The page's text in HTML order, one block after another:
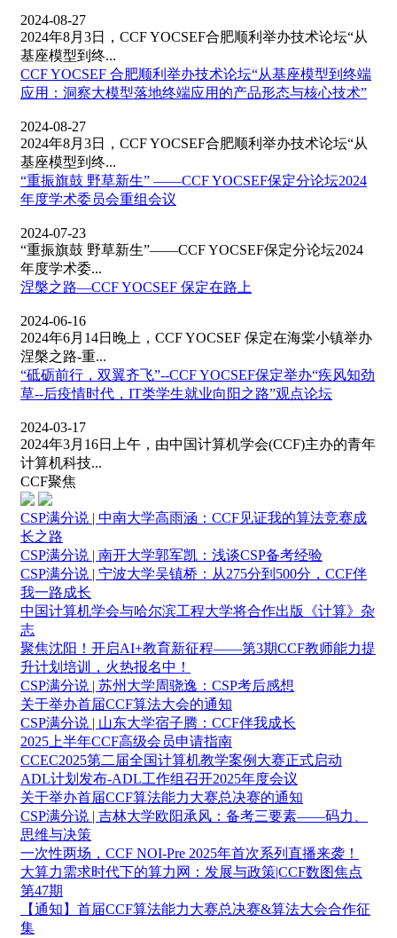
2024-08-27
2024年8月3日，CCF YOCSEF合肥顺利举办技术论坛“从
基座模型到终...
CCF YOCSEF 合肥顺利举办技术论坛“从基座模型到终端
应用：洞察大模型落地终端应用的产品形态与核心技术”
2024-08-27
2024年8月3日，CCF YOCSEF合肥顺利举办技术论坛“从
基座模型到终...
“重振旗鼓 野草新生” ——CCF YOCSEF保定分论坛2024
年度学术委员会重组会议
2024-07-23
“重振旗鼓 野草新生”——CCF YOCSEF保定分论坛2024
年度学术委...
涅槃之路—CCF YOCSEF 保定在路上
2024-06-16
2024年6月14日晚上，CCF YOCSEF 保定在海棠小镇举办
涅槃之路-重...
“砥砺前行，双翼齐飞”--CCF YOCSEF保定举办“疾风知劲
草--后疫情时代，IT类学生就业向阳之路”观点论坛
2024-03-17
2024年3月16日上午，由中国计算机学会(CCF)主办的青年
计算机科技...
CCF聚焦
CSP满分说 | 中南大学高雨涵：CCF见证我的算法竞赛成
长之路
CSP满分说 | 南开大学郭军凯：浅谈CSP备考经验
CSP满分说 | 宁波大学吴镇桥：从275分到500分，CCF伴
我一路成长
中国计算机学会与哈尔滨工程大学将合作出版《计算》杂
志
聚焦沈阳！开启AI+教育新征程——第3期CCF教师能力提
升计划培训，火热报名中！
CSP满分说 | 苏州大学周骁逸：CSP考后感想
关于举办首届CCF算法大会的通知
CSP满分说 | 山东大学宿子腾：CCF伴我成长
2025上半年CCF高级会员申请指南
CCEC2025第二届全国计算机教学案例大赛正式启动
ADL计划发布-ADL工作组召开2025年度会议
关于举办首届CCF算法能力大赛总决赛的通知
CSP满分说 | 吉林大学欧阳承风：备考三要素——码力、
思维与决策
一次性两场，CCF NOI-Pre 2025年首次系列直播来袭！
大算力需求时代下的算力网：发展与政策|CCF数图焦点
第47期
【通知】首届CCF算法能力大赛总决赛&算法大会合作征
集